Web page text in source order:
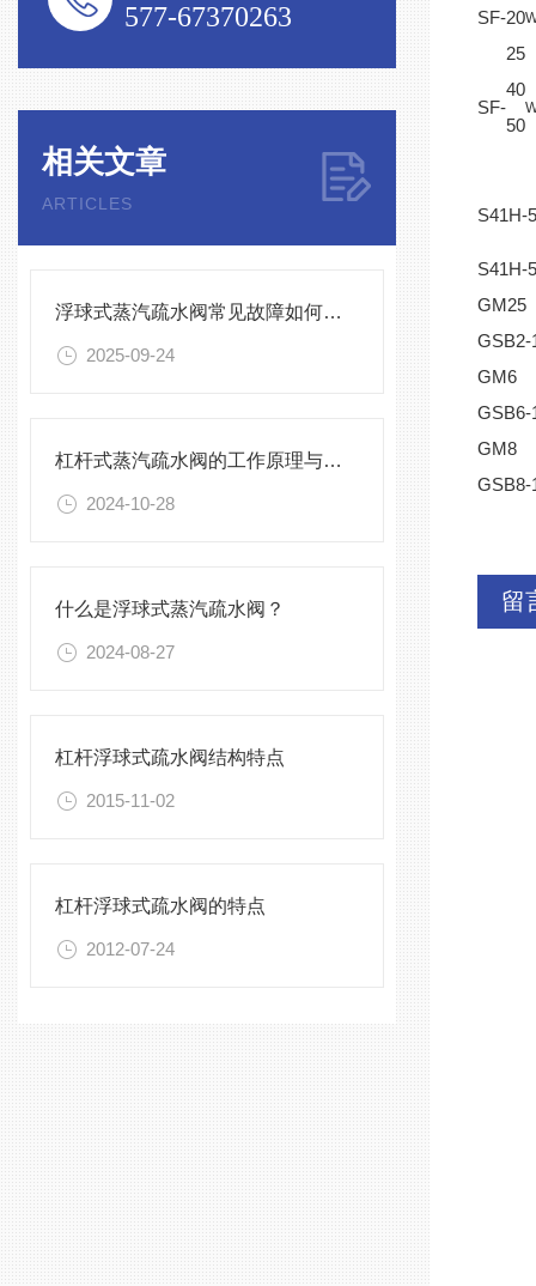
577-67370263
相关文章
ARTICLES
浮球式蒸汽疏水阀常见故障如何预防？
2025-09-24
杠杆式蒸汽疏水阀的工作原理与安装要点
2024-10-28
什么是浮球式蒸汽疏水阀？
2024-08-27
杠杆浮球式疏水阀结构特点
2015-11-02
杠杆浮球式疏水阀的特点
2012-07-24
SF-20
25
SF-
40
50
S41H-
S41H-
GM25
GSB2-
GM6
GSB6-
GM8
GSB8-
留